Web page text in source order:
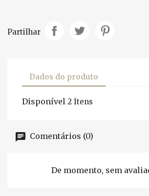
Partilhar
Dados do produto
Disponível 2 Itens
Comentários (0)
De momento, sem